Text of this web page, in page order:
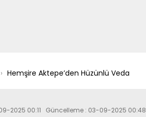
Hemşire Aktepe’den Hüzünlü Veda
2025 00:11 Güncelleme : 03-09-2025 00:48